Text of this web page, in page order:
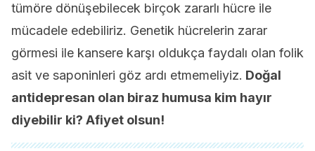
tümöre dönüşebilecek birçok zararlı hücre ile
mücadele edebiliriz. Genetik hücrelerin zarar
görmesi ile kansere karşı oldukça faydalı olan folik
asit ve saponinleri göz ardı etmemeliyiz. Doğal
antidepresan olan biraz humusa kim hayır
diyebilir ki? Afiyet olsun!